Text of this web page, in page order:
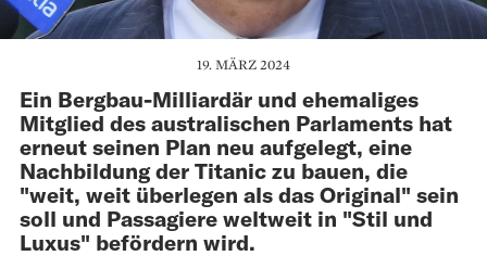
19. MÄRZ 2024
Ein Bergbau-Milliardär und ehemaliges
Mitglied des australischen Parlaments hat
erneut seinen Plan neu aufgelegt, eine
Nachbildung der Titanic zu bauen, die
"weit, weit überlegen als das Original" sein
soll und Passagiere weltweit in "Stil und
Luxus" befördern wird.